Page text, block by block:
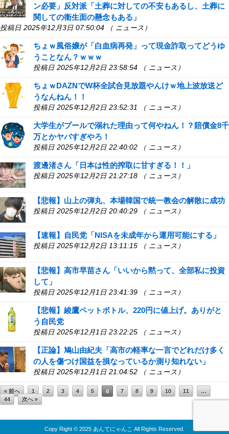
ン必要」反対派「土葬に対しての不安もあるし、土葬に
関しての衛生面の懸念もある」
投稿日 2025年12月3日 07:50:04 （ ニュース）
ちょｗ風俗嬢が「白血病再発」って現金詐取ってどうゆ
うことなん？ｗｗｗ
投稿日 2025年12月2日 23:58:54 （ ニュース）
ちょｗDAZNでW杯全試合見放題やんけｗ地上波放送ど
うなんねん！！
投稿日 2025年12月2日 23:52:31 （ ニュース）
大学生がプールで溺れた理由って何やねん！？賠償金8千
万とかヤバすぎやろ！
投稿日 2025年12月2日 22:40:02 （ ニュース）
渡邊渚さん「日本は性的搾取に甘すぎる！！」
投稿日 2025年12月2日 21:27:18 （ ニュース）
【悲報】山上の弾丸、本場韓国で統一教会の解散に成功
投稿日 2025年12月2日 20:40:29 （ ニュース）
【速報】自民党「NISAを未成年から運用可能にする」
投稿日 2025年12月2日 13:11:15 （ ニュース）
【悲報】高市早苗さん「いいから黙って、全部私に投資
して」
投稿日 2025年12月1日 23:41:39 （ ニュース）
【悲報】綾鷹ペットボトル、220円に値上げ。ありがと
う自民党
投稿日 2025年12月1日 23:22:25 （ ニュース）
【正論】鳩山由紀夫「高市の軽率な一言でどれだけ多く
の人を傷つけ国益を損なっているか測り知れない」
投稿日 2025年12月1日 21:04:52 （ ニュース）
« 前へ 1 2 3 4 5 6 7 8 9 10 11
…
44
次へ »
Copy Right © 2025 あんてにゃんこ All Rights Reserved.